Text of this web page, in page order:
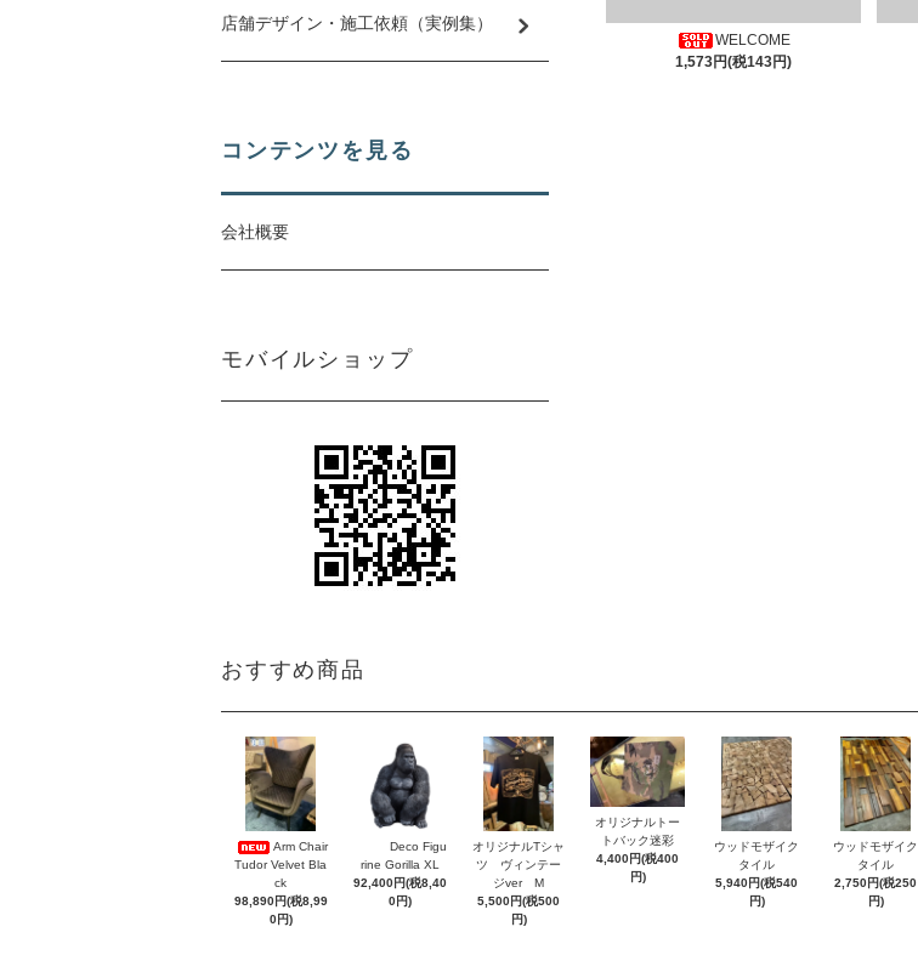
WELCOME
1,573円(税143円)
店舗デザイン・施工依頼（実例集）
コンテンツを見る
会社概要
モバイルショップ
おすすめ商品
Arm Chair
Tudor Velvet Bla
ck
98,890円(税8,99
0円)
Deco Figu
rine Gorilla XL
92,400円(税8,40
0円)
オリジナルTシャ
ツ ヴィンテー
ジver M
5,500円(税500
円)
オリジナルトー
トバック迷彩
4,400円(税400
円)
ウッドモザイク
タイル
5,940円(税540
円)
ウッドモザイク
タイル
2,750円(税250
円)